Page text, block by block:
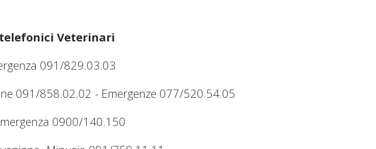
Veterinari
091/829.03.03
091/858.02.02 - Emergenze 077/520.54.05
0900/140.150